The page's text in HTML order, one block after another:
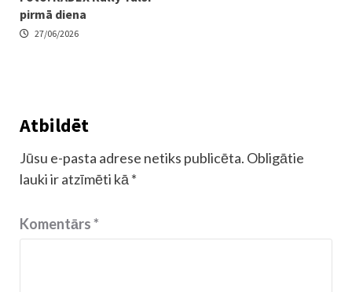
pirmā diena
27/06/2026
Atbildēt
Jūsu e-pasta adrese netiks publicēta. Obligātie
lauki ir atzīmēti kā *
Komentārs*